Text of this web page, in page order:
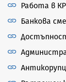
Работа в
Банкова